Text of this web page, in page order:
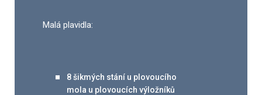
Malá plavidla:
8 šikmých stání u plovoucího
mola u plovoucích výložníků